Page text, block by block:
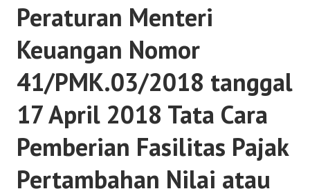
Peraturan Menteri
Keuangan Nomor
41/PMK.03/2018 tanggal
17 April 2018 Tata Cara
Pemberian Fasilitas Pajak
Pertambahan Nilai atau